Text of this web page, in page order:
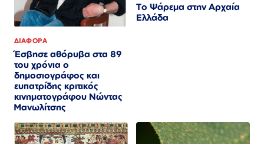
ΔΙΑΦΟΡΑ
Έσβησε αθόρυβα στα 89
του χρόνια ο
δημοσιογράφος και
ευπατρίδης κριτικός
κινηματογράφου Νώντας
Μανωλίτσης
Το Ψάρεμα στην Αρχαία
Ελλάδα